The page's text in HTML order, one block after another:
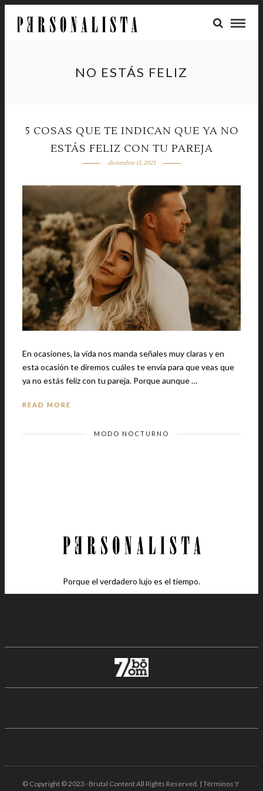
NO ESTÁS FELIZ
5 COSAS QUE TE INDICAN QUE YA NO
ESTÁS FELIZ CON TU PAREJA
diciembre 13, 2023
En ocasiones, la vida nos manda señales muy claras y en
esta ocasión te diremos cuáles te envía para que veas que
ya no estás feliz con tu pareja. Porque aunque …
READ MORE
MODO NOCTURNO
Porque el verdadero lujo es el tiempo.
© Copyright © 2023 · Brutal Content All Rights Reserved. | Términos Y